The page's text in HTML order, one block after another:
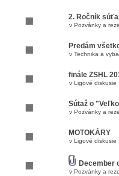
2. Ročník
v Pozvánky a
Predám
v Technika a
finále ZSHL
v Ligové diskusie
Sútaž o
v Pozvánky a
MOTOKÁRY
v Ligové diskusie
December
v Pozvánky a